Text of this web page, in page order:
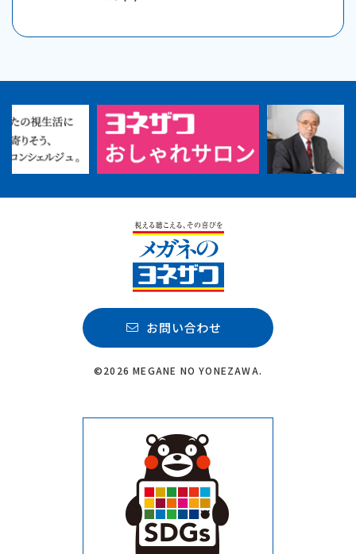
お問い合わせ
©2026 MEGANE NO YONEZAWA.